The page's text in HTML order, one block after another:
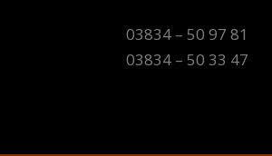
03834 – 50 97 81
03834 – 50 33 47